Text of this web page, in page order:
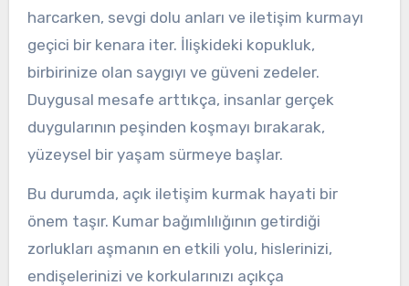
harcarken, sevgi dolu anları ve iletişim kurmayı
geçici bir kenara iter. İlişkideki kopukluk,
birbirinize olan saygıyı ve güveni zedeler.
Duygusal mesafe arttıkça, insanlar gerçek
duygularının peşinden koşmayı bırakarak,
yüzeysel bir yaşam sürmeye başlar.
Bu durumda, açık iletişim kurmak hayati bir
önem taşır. Kumar bağımlılığının getirdiği
zorlukları aşmanın en etkili yolu, hislerinizi,
endişelerinizi ve korkularınızı açıkça